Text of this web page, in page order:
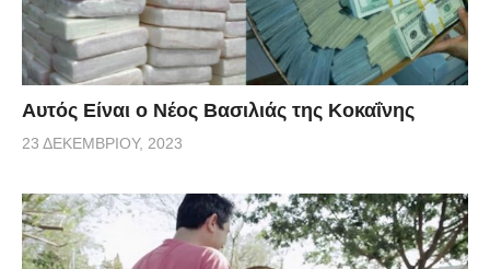
Αυτός Είναι ο Νέος Βασιλιάς της Κοκαΐνης
23 ΔΕΚΕΜΒΡΊΟΥ, 2023